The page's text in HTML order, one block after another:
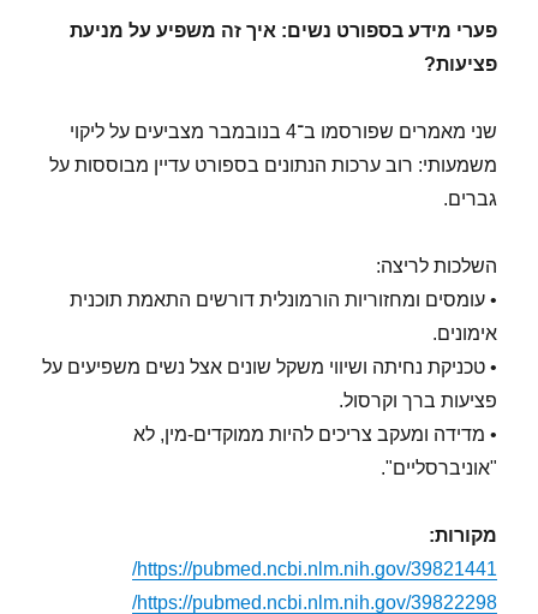
פערי מידע בספורט נשים: איך זה משפיע על מניעת
פציעות?
שני מאמרים שפורסמו ב־4 בנובמבר מצביעים על ליקוי
משמעותי: רוב ערכות הנתונים בספורט עדיין מבוססות על
גברים.
השלכות לריצה:
• עומסים ומחזוריות הורמונלית דורשים התאמת תוכנית
אימונים.
• טכניקת נחיתה ושיווי משקל שונים אצל נשים משפיעים על
פציעות ברך וקרסול.
• מדידה ומעקב צריכים להיות ממוקדים-מין, לא
"אוניברסליים".
מקורות:
https://pubmed.ncbi.nlm.nih.gov/39821441/
https://pubmed.ncbi.nlm.nih.gov/39822298/